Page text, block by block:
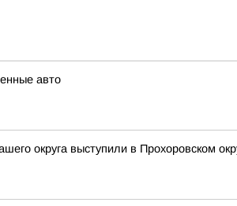
авто
округа выступили в Прохоровском